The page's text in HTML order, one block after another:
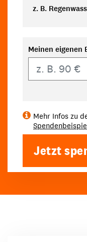
z. B.
Meinen eigenen
Mehr Infos zu
Jetzt